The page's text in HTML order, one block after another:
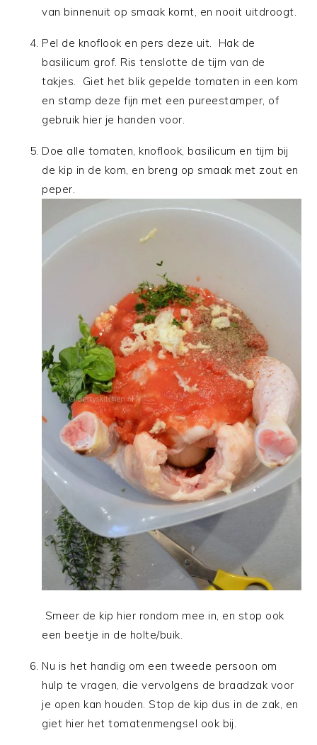
van binnenuit op smaak komt, en nooit uitdroogt.
Pel de knoflook en pers deze uit. Hak de
basilicum grof. Ris tenslotte de tijm van de
takjes. Giet het blik gepelde tomaten in een kom
en stamp deze fijn met een pureestamper, of
gebruik hier je handen voor.
Doe alle tomaten, knoflook, basilicum en tijm bij
de kip in de kom, en breng op smaak met zout en
peper.
Smeer de kip hier rondom mee in, en stop ook
een beetje in de holte/buik.
Nu is het handig om een tweede persoon om
hulp te vragen, die vervolgens de braadzak voor
je open kan houden. Stop de kip dus in de zak, en
giet hier het tomatenmengsel ook bij.